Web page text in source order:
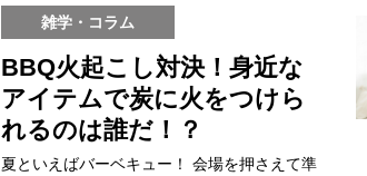
雑学・コラム
BBQ火起こし対決！身近な
アイテムで炭に火をつけら
れるのは誰だ！？
夏といえばバーベキュー！ 会場を押さえて準